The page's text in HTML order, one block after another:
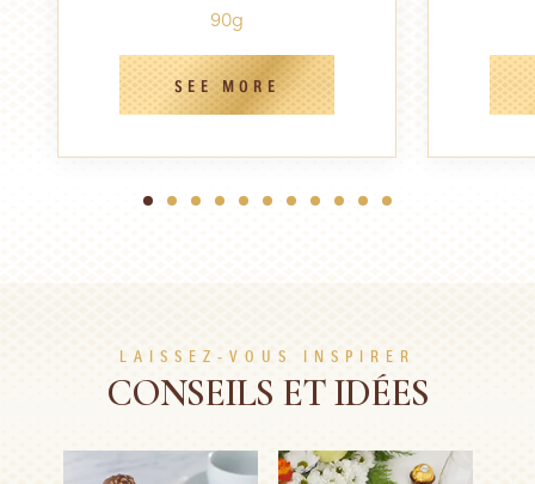
90g
SEE MORE
1 2 3 4 5 6 7 8 9 10 11
LAISSEZ-VOUS INSPIRER
CONSEILS ET IDÉES